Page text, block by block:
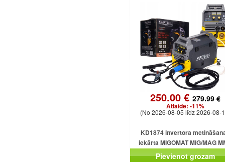
250.00 € 279.99 €
Atlaide: -11%
(No 2026-08-05 līdz 2026-08-
KD1874 invertora
iekārta MIGOMAT MIG/MAG
FCAW Flux TIG Lift 250A
Pievienot grozam